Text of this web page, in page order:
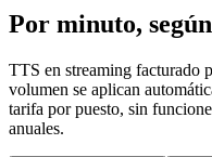
Por minuto,
TTS en streaming facturado
volumen se aplican
tarifa por puesto, sin
anuales.